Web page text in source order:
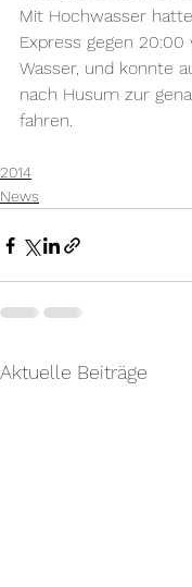
Mit Hochwasser
Express gegen 20:00
Wasser, und konnte
nach Husum zur
fahren.
2014
News
Aktuelle Beiträge